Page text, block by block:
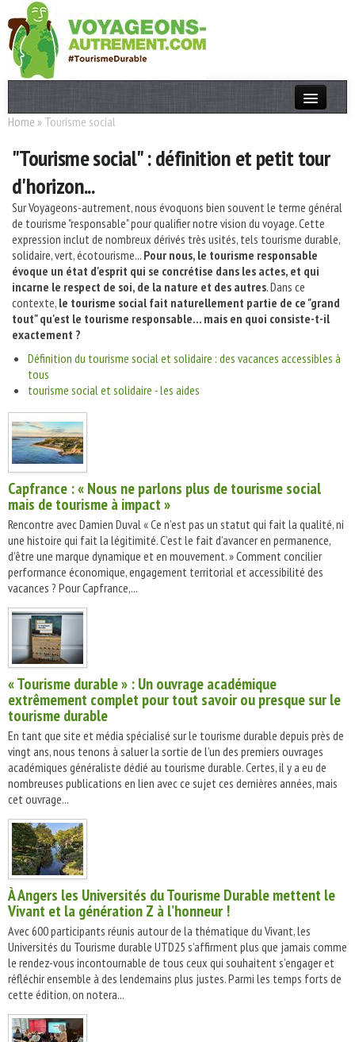
Actualités
T. Responsable
Destinations
Acteurs
Thèmes
OK
Home » Tourisme social
"Tourisme social" : définition et petit tour
d'horizon...
Sur Voyageons-autrement, nous évoquons bien souvent le terme général
de tourisme "responsable" pour qualifier notre vision du voyage. Cette
expression inclut de nombreux dérivés très usités, tels tourisme durable,
solidaire, vert, écotourisme... Pour nous, le tourisme responsable
évoque un état d'esprit qui se concrétise dans les actes, et qui
incarne le respect de soi, de la nature et des autres. Dans ce
contexte, le tourisme social fait naturellement partie de ce "grand
tout" qu'est le tourisme responsable... mais en quoi consiste-t-il
exactement ?
Définition du tourisme social et solidaire : des vacances accessibles à
tous
tourisme social et solidaire - les aides
Capfrance : « Nous ne parlons plus de tourisme social
mais de tourisme à impact »
Rencontre avec Damien Duval « Ce n’est pas un statut qui fait la qualité, ni
une histoire qui fait la légitimité. C’est le fait d’avancer en permanence,
d’être une marque dynamique et en mouvement. » Comment concilier
performance économique, engagement territorial et accessibilité des
vacances ? Pour Capfrance,...
« Tourisme durable » : Un ouvrage académique
extrêmement complet pour tout savoir ou presque sur le
tourisme durable
En tant que site et média spécialisé sur le tourisme durable depuis près de
vingt ans, nous tenons à saluer la sortie de l’un des premiers ouvrages
académiques généraliste dédié au tourisme durable. Certes, il y a eu de
nombreuses publications en lien avec ce sujet ces dernières années, mais
cet ouvrage...
À Angers les Universités du Tourisme Durable mettent le
Vivant et la génération Z à l’honneur !
Avec 600 participants réunis autour de la thématique du Vivant, les
Universités du Tourisme durable UTD25 s’affirment plus que jamais comme
le rendez-vous incontournable de tous ceux qui souhaitent s’engager et
réfléchir ensemble à des lendemains plus justes. Parmi les temps forts de
cette édition, on notera...